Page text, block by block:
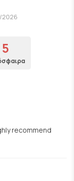
2026
5
recommend